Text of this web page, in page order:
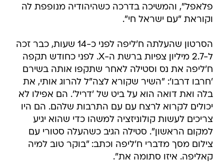
פלאפל", והמשיכה בדרכה כשהיהודיה מנופפת לה
וקוראת "עם ישראל חי".
הסרטון שהעלתה ח'ליפה לפני כ-14 שעות, כבר זכה
ל-2.7 מיליון צפיות ברשת ה-X. לפני כחודש תקפה
ח'ליפה את נס וסטילה לאחר שתקפו אותה בשירם
'חרבו דרבו': "השיר שקורא לצה"ל להרוג אותי, את
בלה ואת דואה הוא על ביט של 'דריל'. הם אפילו לא
יכולים לקרוא לרצח עם עם התרבות שלהם. הם היו
צריכים לעשות קולוניזציה למשהו כדי שהוא יגיע
למקום הראשון". סטילה הגיב כשהעלה סטורי עם
צילום מסך מדברי ח'ליפה וכתב: "בוקר טוב למיה
קאליפה. איזו סתומה את".